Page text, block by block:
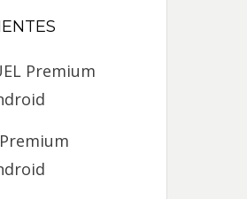
Premium